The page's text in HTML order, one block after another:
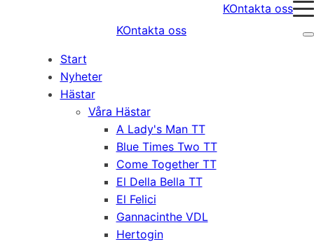
KOntakta oss
KOntakta oss
Start
Nyheter
Hästar
Våra Hästar
A Lady's Man TT
Blue Times Two TT
Come Together TT
El Della Bella TT
El Felici
Gannacinthe VDL
Hertogin